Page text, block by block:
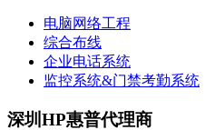
电脑网络工程
综合布线
企业电话系统
监控系统&门禁考勤系统
深圳HP惠普代理商